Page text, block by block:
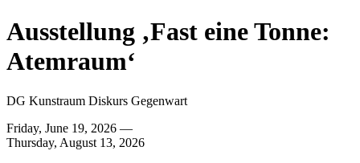
Ausstellung ‚Fast eine Tonne:
Atemraum‘
DG Kunstraum Diskurs Gegenwart
Friday, June 19, 2026 —
Thursday, August 13, 2026